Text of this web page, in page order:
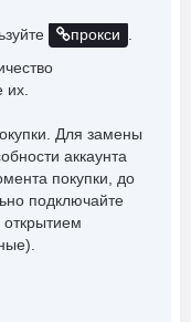
прокси
их.
Для замены
аккаунта
покупки, до
подключайте
открытием